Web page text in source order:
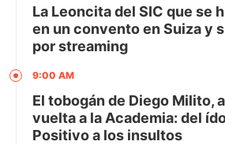
La Leoncita del SIC que se
en un convento en Suiza y
por streaming
9:00 AM
El tobogán de Diego Milito,
vuelta a la Academia: del
Positivo a los insultos